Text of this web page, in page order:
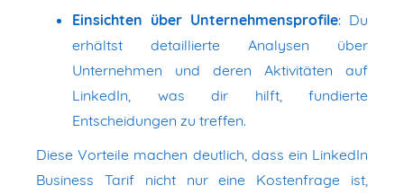
Einsichten über Unternehmensprofile: Du
erhältst detaillierte Analysen über
Unternehmen und deren Aktivitäten auf
LinkedIn, was dir hilft, fundierte
Entscheidungen zu treffen.
Diese Vorteile machen deutlich, dass ein LinkedIn
Business Tarif nicht nur eine Kostenfrage ist,